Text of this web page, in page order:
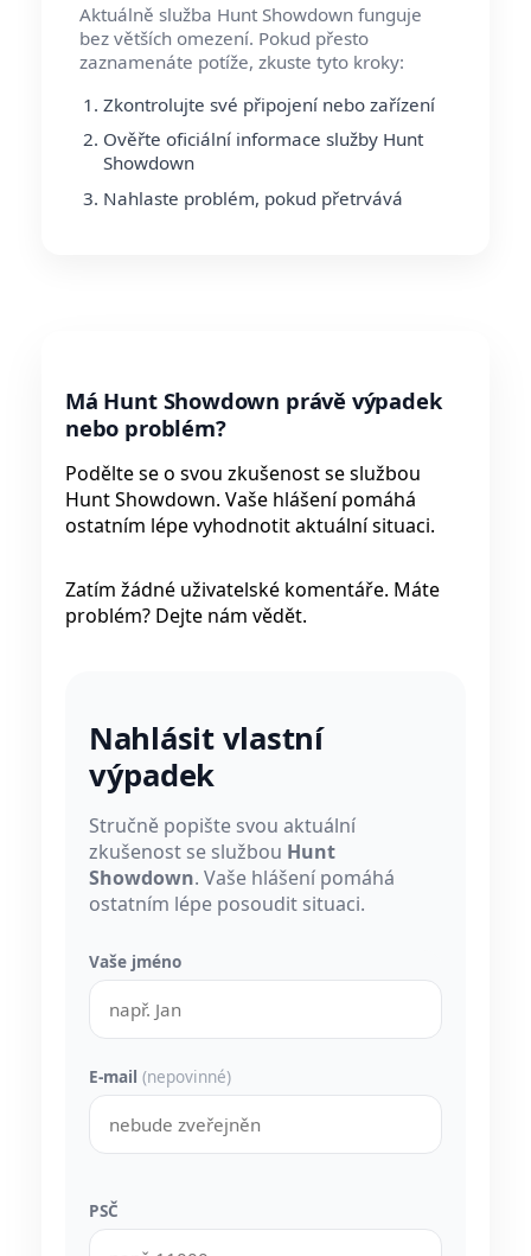
Aktuálně služba Hunt Showdown funguje
bez větších omezení. Pokud přesto
zaznamenáte potíže, zkuste tyto kroky:
Zkontrolujte své připojení nebo zařízení
Ověřte oficiální informace služby Hunt
Showdown
Nahlaste problém, pokud přetrvává
Má Hunt Showdown právě výpadek
nebo problém?
Podělte se o svou zkušenost se službou
Hunt Showdown. Vaše hlášení pomáhá
ostatním lépe vyhodnotit aktuální situaci.
Zatím žádné uživatelské komentáře. Máte
problém? Dejte nám vědět.
Nahlásit vlastní
výpadek
Stručně popište svou aktuální
zkušenost se službou Hunt
Showdown. Vaše hlášení pomáhá
ostatním lépe posoudit situaci.
Vaše jméno
E-mail (nepovinné)
PSČ